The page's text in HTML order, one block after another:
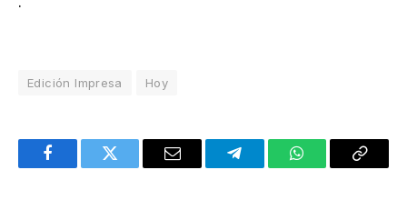
Edición Impresa Hoy
FacebookTwitter Email TelegramWhatsAppCopy